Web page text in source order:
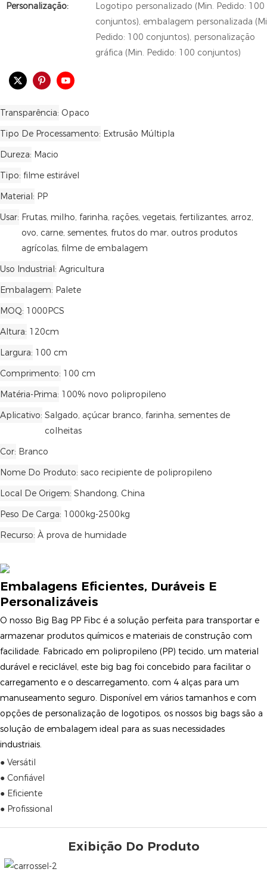
Personalização:
Logotipo personalizado (Min. Pedido: 100
conjuntos), embalagem personalizada
Pedido: 100 conjuntos), personalização
gráfica (Min. Pedido: 100 conjuntos)
Transparência Opaco
Tipo De Processamento Extrusão Múltipla
Dureza Macio
Tipo filme estirável
Material PP
Usar Frutas, milho, farinha, rações, vegetais, fertilizantes, arroz,
ovo, carne, sementes, frutos do mar, outros produtos
agrícolas, filme de embalagem
Uso Industrial Agricultura
Embalagem Palete
MOQ 1000PCS
Altura 120cm
Largura 100 cm
Comprimento 100 cm
Matéria-Prima 100% novo polipropileno
Aplicativo Salgado, açúcar branco, farinha, sementes de
colheitas
Cor Branco
Nome Do Produto saco recipiente de polipropileno
Local De Origem Shandong, China
Peso De Carga 1000kg-2500kg
Recurso À prova de humidade
Embalagens Eficientes, Duráveis ​​e
Personalizáveis
O nosso Big Bag PP Fibc é a solução perfeita para transportar e
armazenar produtos químicos e materiais de construção com
facilidade. Fabricado em polipropileno (PP) tecido, um material
durável e reciclável, este big bag foi concebido para facilitar o
carregamento e o descarregamento, com 4 alças para um
manuseamento seguro. Disponível em vários tamanhos e com
opções de personalização de logotipos, os nossos big bags são a
solução de embalagem ideal para as suas necessidades
industriais.
● Versátil
● Confiável
● Eficiente
● Profissional
Exibição Do Produto